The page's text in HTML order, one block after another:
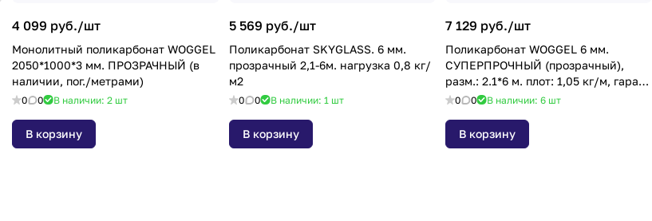
4 099 руб./шт
Монолитный поликарбонат WOGGEL
2050*1000*3 мм. ПРОЗРАЧНЫЙ (в
наличии, пог./метрами)
0 0 В наличии: 2 шт
В корзину
5 569 руб./шт
Поликарбонат SKYGLASS. 6 мм.
прозрачный 2,1-6м. нагрузка 0,8 кг/
м2
0 0 В наличии: 1 шт
В корзину
7 129 руб./шт
Поликарбонат WOGGEL 6 мм.
СУПЕРПРОЧНЫЙ (прозрачный),
разм.: 2.1*6 м. плот: 1,05 кг/м, гаран.
20 лет
0 0 В наличии: 6 шт
В корзину